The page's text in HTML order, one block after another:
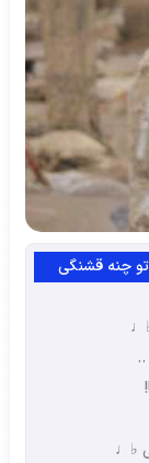
چنه قشنگی
♭♩